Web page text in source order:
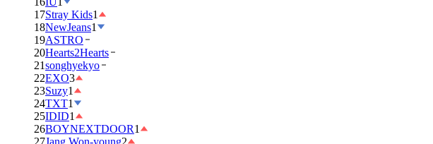
17Stray Kids1
18NewJeans1
19ASTRO
20Hearts2Hearts
21songhyekyo
22EXO3
23Suzy1
24TXT1
25IDID1
26BOYNEXTDOOR1
27Jang Won-young2